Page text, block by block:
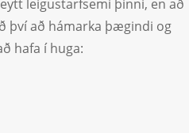
leigustarfsemi þinni, en að
því að hámarka þægindi og
hafa í huga: